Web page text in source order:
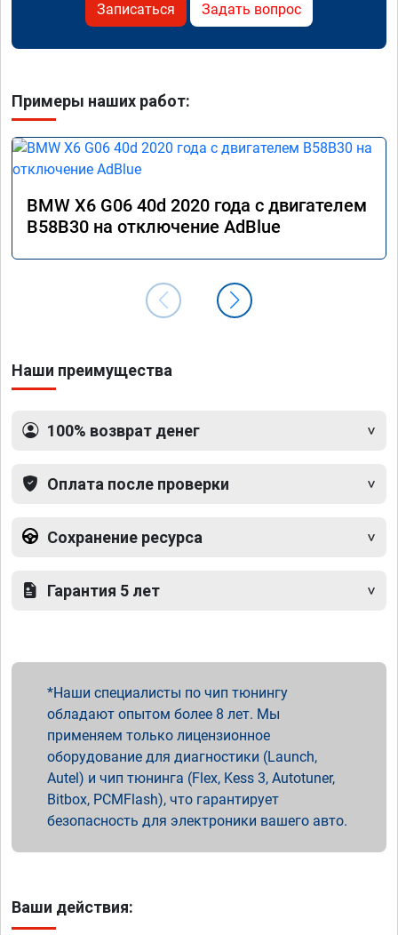
Записаться Задать вопрос
Примеры наших работ:
BMW X6 G06 40d 2020 года с двигателем
B58B30 на отключение AdBlue
Наши преимущества
100% возврат денег
Оплата после проверки
Сохранение ресурса
Гарантия 5 лет
Наши специалисты по чип тюнингу
обладают опытом более 8 лет. Мы
применяем только лицензионное
оборудование для диагностики (Launch,
Autel) и чип тюнинга (Flex, Kess 3, Autotuner,
Bitbox, PCMFlash), что гарантирует
безопасность для электроники вашего авто.
Ваши действия: